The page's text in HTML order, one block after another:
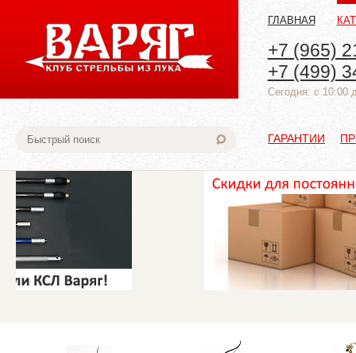
ГЛАВНАЯ
+7 (965)
+7 (499)
Cегодня: с 10:00
ГАРАНТИИ